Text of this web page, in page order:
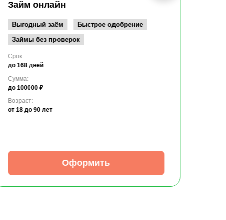
Займ онлайн
Выгодный заём
Быстрое одобрение
Займы без проверок
Срок:
до 168 дней
Сумма:
до 100000 ₽
Возраст:
от 18 до 90 лет
Оформить